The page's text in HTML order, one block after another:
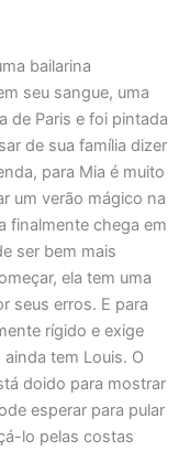
bailarina
seu sangue, uma
de Paris e foi pintada
de sua família dizer
para Mia é muito
um verão mágico na
finalmente chega em
ser bem mais
ela tem uma
seus erros. E para
rígido e exige
tem Louis. O
doido para mostrar
esperar para pular
lo pelas costas